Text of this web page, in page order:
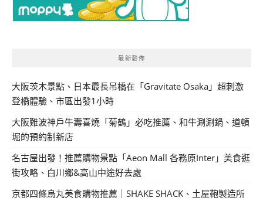
最新發佈
大阪茨木景點、日本最長吊橋在「Gravitate Osaka」超刺激
登橋體驗、市區出發1小時
大阪難波神戶牛壽喜燒「菊鶴」必吃推薦、和牛涮涮鍋、道頓
堀的預約制新店
名古屋出發！推薦購物景點「Aeon Mall 各務原Inter」美食逛
街攻略、白川鄉&高山中途好去處
京都四條烏丸美食購物推薦｜SHAKE SHACK、土屋鞄製造所